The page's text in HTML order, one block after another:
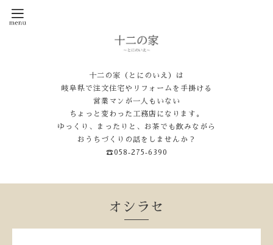
十二の家（とにのいえ）は
岐阜県で注文住宅やリフォームを手掛ける
営業マンが一人もいない
ちょっと変わった工務店になります。
ゆっくり、まったりと、お茶でも飲みながら
おうちづくりの話をしませんか？
☎058‐275‐6390
オシラセ